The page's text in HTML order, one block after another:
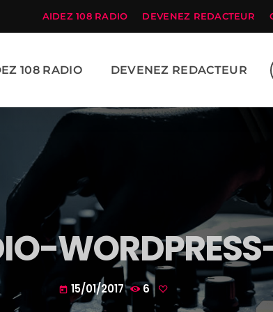
AIDEZ 108 RADIO DEVENEZ REDACTEUR
108 RADIO DEVENEZ REDACTEUR
today 15/01/2017 6